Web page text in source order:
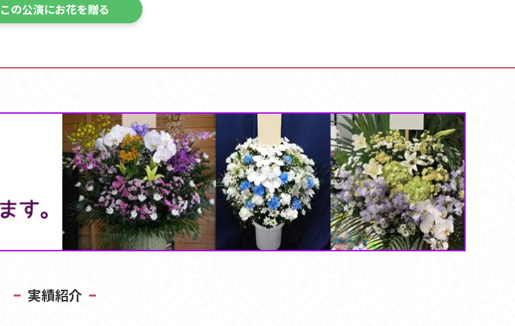
この公演にお花を贈る
実績紹介